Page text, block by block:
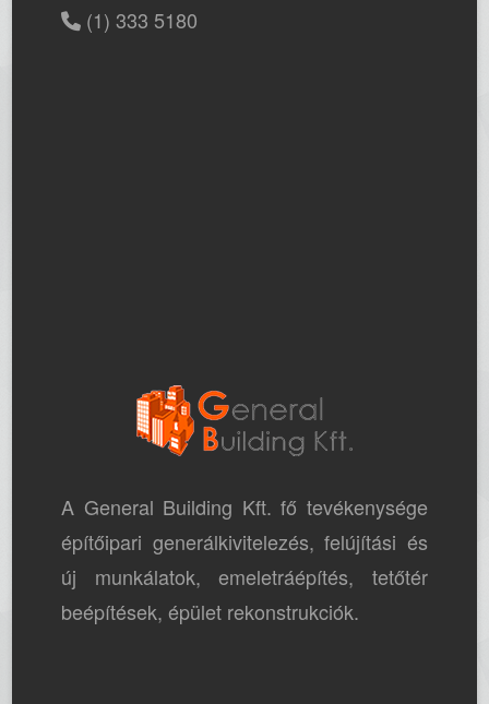
(1) 333 5180
A General Building Kft. fő tevékenysége
építőipari generálkivitelezés, felújítási és
új munkálatok, emeletráépítés, tetőtér
beépítések, épület rekonstrukciók.